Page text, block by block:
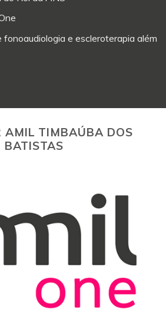
e escleroterapia além
AMIL TIMBAÚBA DOS
BATISTAS